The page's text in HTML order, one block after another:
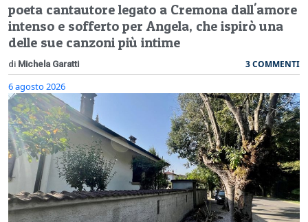
poeta cantautore legato a Cremona dall'amore
intenso e sofferto per Angela, che ispirò una
delle sue canzoni più intime
di Michela Garatti 3 COMMENTI
6 agosto 2026